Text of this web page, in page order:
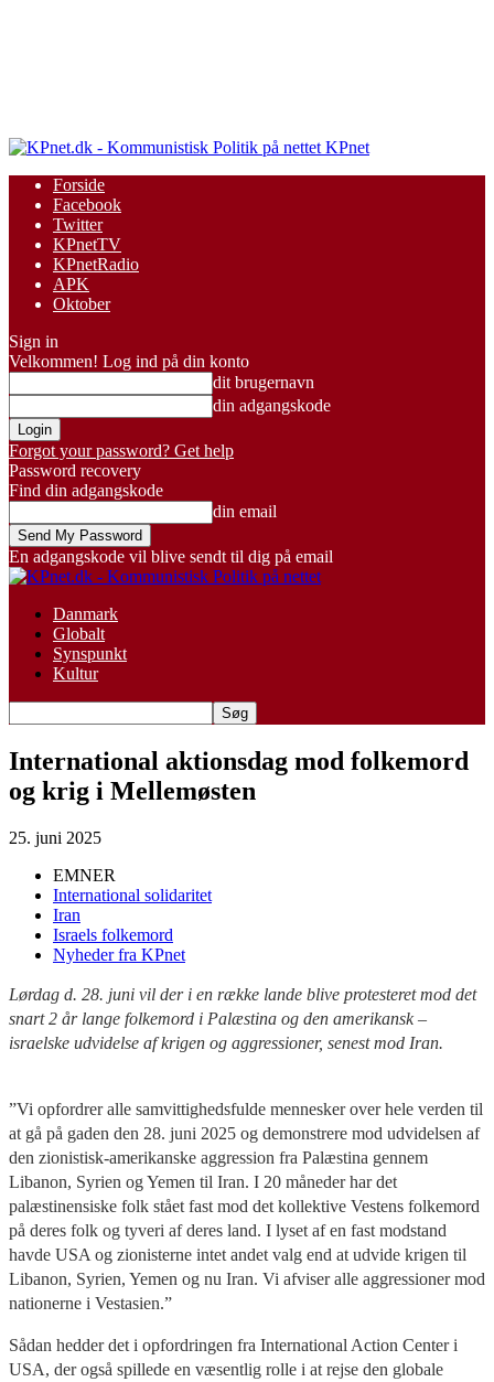
KPnet
Forside
Facebook
Twitter
KPnetTV
KPnetRadio
APK
Oktober
Sign in
Velkommen! Log ind på din konto
dit brugernavn
din adgangskode
Forgot your password? Get help
Password recovery
Find din adgangskode
din email
En adgangskode vil blive sendt til dig på email
Danmark
Globalt
Synspunkt
Kultur
International aktionsdag mod folkemord
og krig i Mellemøsten
25. juni 2025
EMNER
International solidaritet
Iran
Israels folkemord
Nyheder fra KPnet
Lørdag d. 28. juni vil der i en række lande blive protesteret mod det
snart 2 år lange folkemord i Palæstina og den amerikansk –
israelske udvidelse af krigen og aggressioner, senest mod Iran.
”Vi opfordrer alle samvittighedsfulde mennesker over hele verden til
at gå på gaden den 28. juni 2025 og demonstrere mod udvidelsen af
den zionistisk-amerikanske aggression fra Palæstina gennem
Libanon, Syrien og Yemen til Iran. I 20 måneder har det
palæstinensiske folk stået fast mod det kollektive Vestens folkemord
på deres folk og tyveri af deres land. I lyset af en fast modstand
havde USA og zionisterne intet andet valg end at udvide krigen til
Libanon, Syrien, Yemen og nu Iran. Vi afviser alle aggressioner mod
nationerne i Vestasien.”
Sådan hedder det i opfordringen fra International Action Center i
USA, der også spillede en væsentlig rolle i at rejse den globale